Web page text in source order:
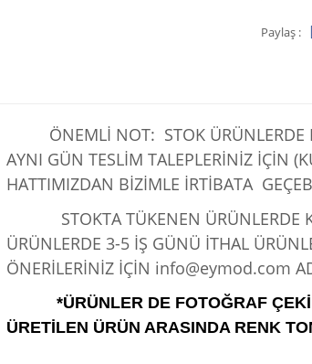
Paylaş :
ÖNEMLİ NOT: STOK ÜRÜNLERDE
AYNI GÜN TESLİM TALEPLERİNİZ İÇİN
HATTIMIZDAN BİZİMLE İRTİBATA
STOKTA TÜKENEN ÜRÜNLERDE
ÜRÜNLERDE 3-5 İŞ GÜNÜ İTHAL
ÖNERİLERİNİZ İÇİN info@eymod.com
*ÜRÜNLER DE FOTOĞRAF
ÜRETİLEN ÜRÜN ARASINDA RENK